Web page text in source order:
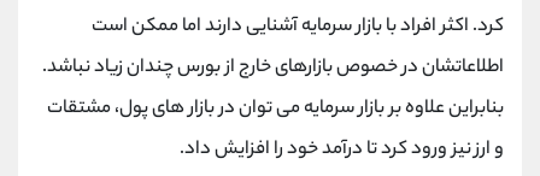
کرد. اکثر افراد با بازار سرمایه آشنایی دارند اما ممکن است
اطلاعاتشان در خصوص بازارهای خارج از بورس چندان زیاد نباشد.
بنابراین علاوه بر بازار سرمایه می توان در بازار های پول، مشتقات
و ارز نیز ورود کرد تا درآمد خود را افزایش داد.